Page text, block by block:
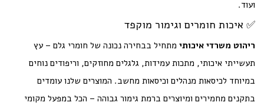
ועוד.
✅ איכות חומרים וגימור מוקפד
ריהוט משרדי איכותי מתחיל בבחירה נכונה של חומרי גלם – עץ
תעשייתי איכותי, מתכות עמידות, גלגלים מחוזקים, וריפודים נוחים
במיוחד לכיסאות מנהלים וכיסאות מחשב. המוצרים שלנו עומדים
בתקנים מחמירים ומיוצרים ברמת גימור גבוהה – הכל במפעל מקומי